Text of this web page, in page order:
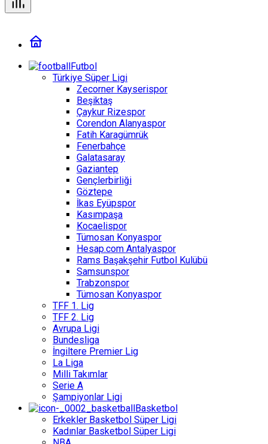
Futbol
Türkiye Süper Ligi
Zecorner Kayserispor
Beşiktaş
Çaykur Rizespor
Corendon Alanyaspor
Fatih Karagümrük
Fenerbahçe
Galatasaray
Gaziantep
Gençlerbirliği
Göztepe
İkas Eyüpspor
Kasımpaşa
Kocaelispor
Tümosan Konyaspor
Hesap.com Antalyaspor
Rams Başakşehir Futbol Kulübü
Samsunspor
Trabzonspor
Tümosan Konyaspor
TFF 1. Lig
TFF 2. Lig
Avrupa Ligi
Bundesliga
İngiltere Premier Lig
La Liga
Milli Takımlar
Serie A
Şampiyonlar Ligi
Basketbol
Erkekler Basketbol Süper Ligi
Kadınlar Basketbol Süper Ligi